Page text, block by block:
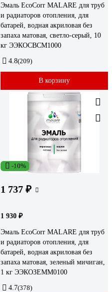
Эмаль EcoCorr MALARE для труб
и радиаторов отопления, для
батарей, водная акриловая без
запаха матовая, светло-серый, 10
кг ЭЭКОСВСМ1000
4.8(209)
В корзину
-10%
1 737 ₽
1 930 ₽
Эмаль EcoCorr MALARE для труб
и радиаторов отопления, для
батарей, водная акриловая без
запаха матовая, зеленый мичиган,
1 кг ЭЭКОЗЕММ0100
4.7(378)